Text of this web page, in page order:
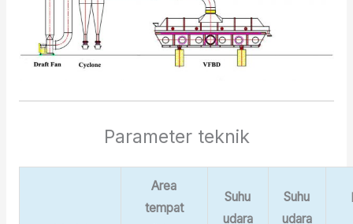
Parameter teknik
Area
tempat
Suhu
udara
Suhu
udara